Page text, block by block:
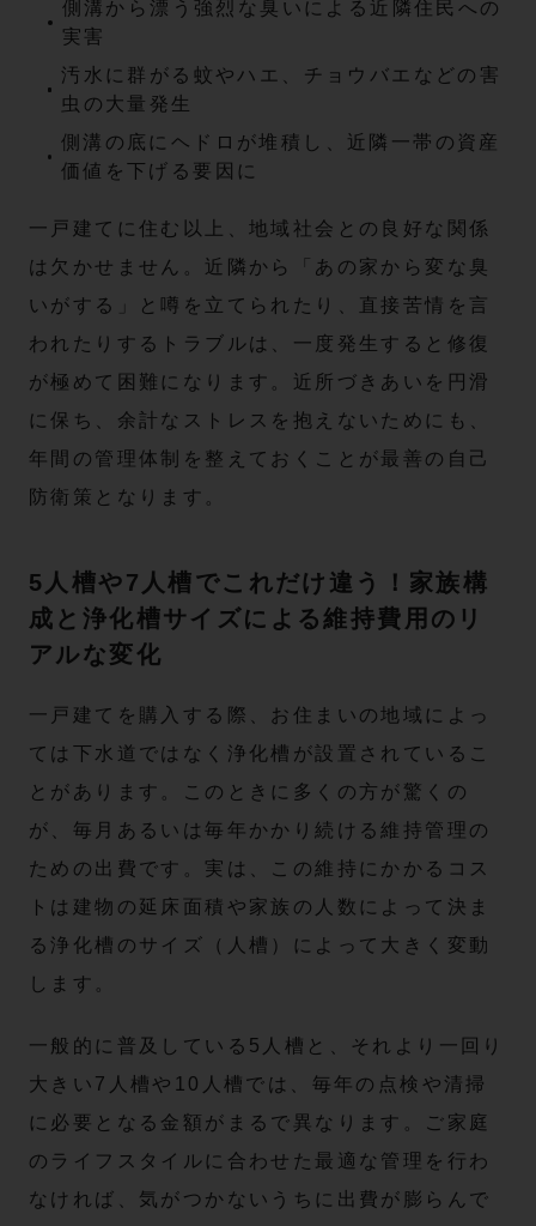
側溝から漂う強烈な臭いによる近隣住民への
実害
汚水に群がる蚊やハエ、チョウバエなどの害
虫の大量発生
側溝の底にヘドロが堆積し、近隣一帯の資産
価値を下げる要因に
一戸建てに住む以上、地域社会との良好な関係
は欠かせません。近隣から「あの家から変な臭
いがする」と噂を立てられたり、直接苦情を言
われたりするトラブルは、一度発生すると修復
が極めて困難になります。近所づきあいを円滑
に保ち、余計なストレスを抱えないためにも、
年間の管理体制を整えておくことが最善の自己
防衛策となります。
5人槽や7人槽でこれだけ違う！家族構
成と浄化槽サイズによる維持費用のリ
アルな変化
一戸建てを購入する際、お住まいの地域によっ
ては下水道ではなく浄化槽が設置されているこ
とがあります。このときに多くの方が驚くの
が、毎月あるいは毎年かかり続ける維持管理の
ための出費です。実は、この維持にかかるコス
トは建物の延床面積や家族の人数によって決ま
る浄化槽のサイズ（人槽）によって大きく変動
します。
一般的に普及している5人槽と、それより一回り
大きい7人槽や10人槽では、毎年の点検や清掃
に必要となる金額がまるで異なります。ご家庭
のライフスタイルに合わせた最適な管理を行わ
なければ、気がつかないうちに出費が膨らんで